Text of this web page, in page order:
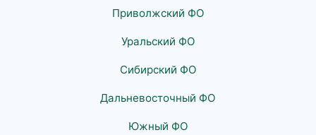
Приволжский ФО
Уральский ФО
Сибирский ФО
Дальневосточный ФО
Южный ФО